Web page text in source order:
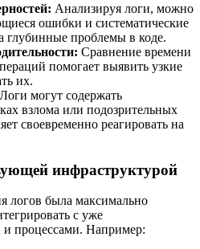
Анализируя логи, можно
ошибки и систематические
глубинные проблемы в коде.
Сравнение времени
помогает выявить узкие
их.
Логи могут содержать
взлома или подозрительных
своевременно реагировать на
инфраструктурой
логов была максимально
с уже
процессами. Например: